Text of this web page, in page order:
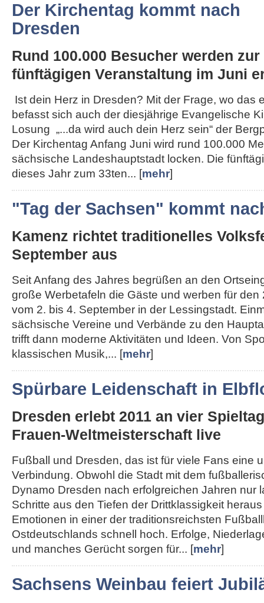
Der Kirchentag kommt nach
Dresden
Rund 100.000 Besucher werden zur
fünftägigen Veranstaltung im Juni
Ist dein Herz in Dresden? Mit der Frage, wo das
befasst sich auch der diesjährige Evangelische
Losung „...da wird auch dein Herz sein“ der
Der Kirchentag Anfang Juni wird rund 100.000
sächsische Landeshauptstadt locken. Die
dieses Jahr zum 33ten... [mehr]
"Tag der Sachsen" kommt
Kamenz richtet traditionelles
September aus
Seit Anfang des Jahres begrüßen an den
große Werbetafeln die Gäste und werben für den
vom 2. bis 4. September in der Lessingstadt.
sächsische Vereine und Verbände zu den
trifft dann moderne Aktivitäten und Ideen. Von
klassischen Musik,... [mehr]
Spürbare Leidenschaft in
Dresden erlebt 2011 an vier
Frauen-Weltmeisterschaft live
Fußball und Dresden, das ist für viele Fans eine
Verbindung. Obwohl die Stadt mit dem
Dynamo Dresden nach erfolgreichen Jahren nur
Schritte aus den Tiefen der Drittklassigkeit
Emotionen in einer der traditionsreichsten
Ostdeutschlands schnell hoch. Erfolge,
und manches Gerücht sorgen für... [mehr]
Sachsens Weinbau feiert